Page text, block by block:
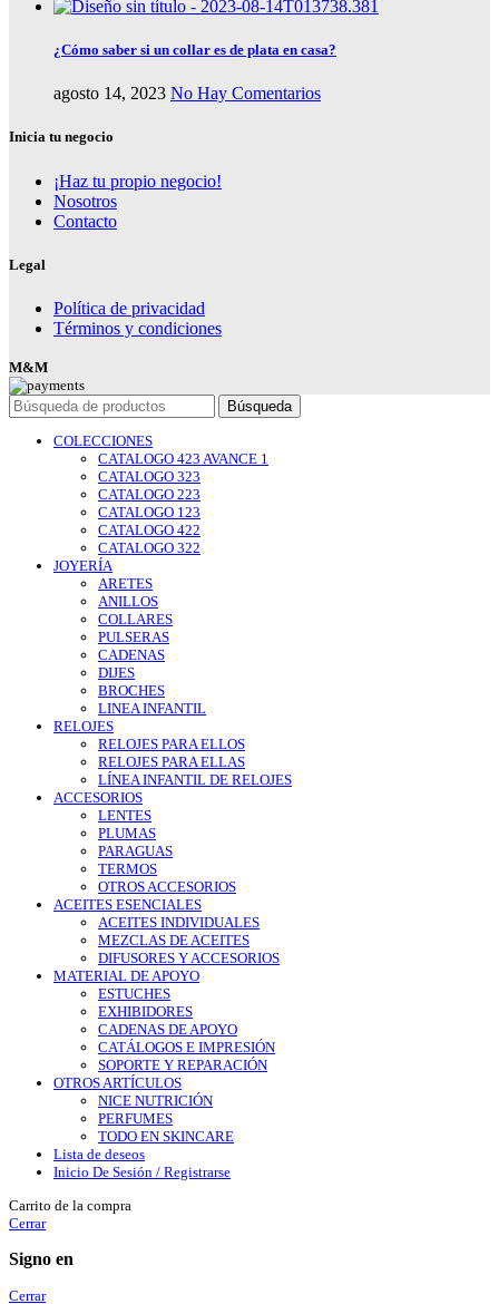
¿Cómo saber si un collar es de plata en casa?
agosto 14, 2023 No Hay Comentarios
Inicia tu negocio
¡Haz tu propio negocio!
Nosotros
Contacto
Legal
Política de privacidad
Términos y condiciones
M&M
Búsqueda
COLECCIONES
CATALOGO 423 AVANCE 1
CATALOGO 323
CATALOGO 223
CATALOGO 123
CATALOGO 422
CATALOGO 322
JOYERÍA
ARETES
ANILLOS
COLLARES
PULSERAS
CADENAS
DIJES
BROCHES
LINEA INFANTIL
RELOJES
RELOJES PARA ELLOS
RELOJES PARA ELLAS
LÍNEA INFANTIL DE RELOJES
ACCESORIOS
LENTES
PLUMAS
PARAGUAS
TERMOS
OTROS ACCESORIOS
ACEITES ESENCIALES
ACEITES INDIVIDUALES
MEZCLAS DE ACEITES
DIFUSORES Y ACCESORIOS
MATERIAL DE APOYO
ESTUCHES
EXHIBIDORES
CADENAS DE APOYO
CATÁLOGOS E IMPRESIÓN
SOPORTE Y REPARACIÓN
OTROS ARTÍCULOS
NICE NUTRICIÓN
PERFUMES
TODO EN SKINCARE
Lista de deseos
Inicio De Sesión / Registrarse
Carrito de la compra
Cerrar
Signo en
Cerrar